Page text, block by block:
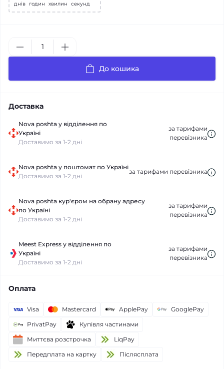
днів годин хвилин секунд
До кошика
Доставка
Nova poshta у відділення по
Україні
Доставимо за 1-2 дні
за тарифами
перевізника
Nova poshta у поштомат по Україні
Доставимо за 1-2 дні
за тарифами перевізника
Nova poshta кур'єром на обрану адресу
по Україні
Доставимо за 1-2 дні
за тарифами
перевізника
Meest Express у відділення по
Україні
Доставимо за 1-2 дні
за тарифами
перевізника
Оплата
Visa Mastercard ApplePay
GooglePay
PrivatPay
Купівля частинами
Миттєва розстрочка
LiqPay
Передплата на картку
Пiслясплата